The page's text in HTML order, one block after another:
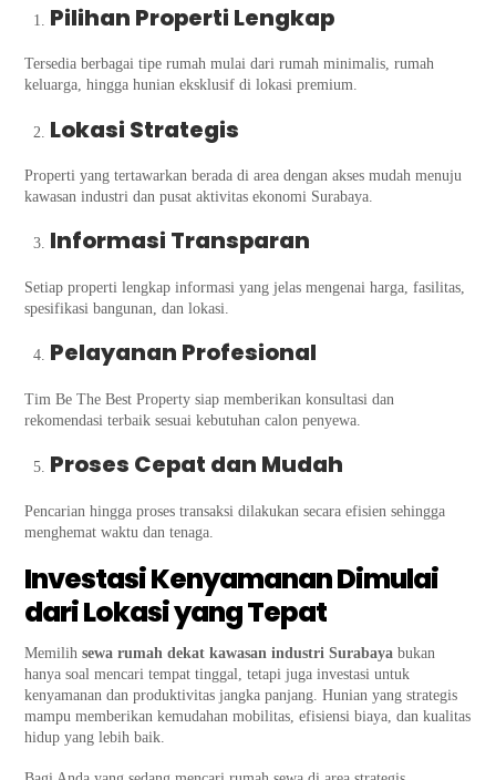
Pilihan Properti Lengkap
Tersedia berbagai tipe rumah mulai dari rumah minimalis, rumah
keluarga, hingga hunian eksklusif di lokasi premium.
Lokasi Strategis
Properti yang tertawarkan berada di area dengan akses mudah menuju
kawasan industri dan pusat aktivitas ekonomi Surabaya.
Informasi Transparan
Setiap properti lengkap informasi yang jelas mengenai harga, fasilitas,
spesifikasi bangunan, dan lokasi.
Pelayanan Profesional
Tim Be The Best Property siap memberikan konsultasi dan
rekomendasi terbaik sesuai kebutuhan calon penyewa.
Proses Cepat dan Mudah
Pencarian hingga proses transaksi dilakukan secara efisien sehingga
menghemat waktu dan tenaga.
Investasi Kenyamanan Dimulai
dari Lokasi yang Tepat
Memilihsewa rumah dekat kawasan industri Surabaya bukan
hanya soal mencari tempat tinggal, tetapi juga investasi untuk
kenyamanan dan produktivitas jangka panjang. Hunian yang strategis
mampu memberikan kemudahan mobilitas, efisiensi biaya, dan kualitas
hidup yang lebih baik.